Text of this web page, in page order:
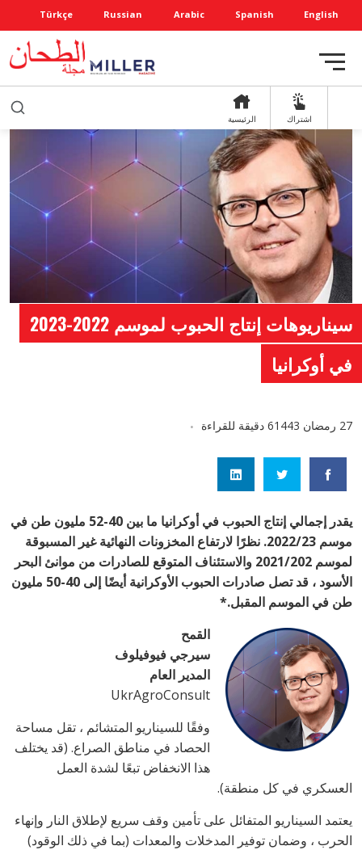
English
Spanish
Arabic
Russian
Türkçe
اشتراك الرئيسية
سيناريوهات إنتاج الحبوب لموسم 2022-2023
في أوكرانيا
27 رمضان 1443 6 دقيقة للقراءة
يقدر إجمالي إنتاج الحبوب في أوكرانيا ما بين 40-52 مليون طن في
موسم 2022/23. نظرًا لارتفاع المخزونات النهائية غير المسبوقة
لموسم 2021/202 والاستئناف المتوقع للصادرات من موانئ البحر
الأسود ، قد تصل صادرات الحبوب الأوكرانية أيضًا إلى 40-50 مليون
طن في الموسم المقبل.*
القمح
سيرجي فيوفيلوف
المدير العام
UkrAgroConsult
وفقًا للسيناريو المتشائم ، تقل مساحة
الحصاد في مناطق الصراع. (قد يختلف
هذا الانخفاض تبعًا لشدة العمل
العسكري في كل منطقة).
يعتمد السيناريو المتفائل على تأمين وقف سريع لإطلاق النار وإنهاء
الحرب ، وضمان توفير المدخلات والمعدات (بما في ذلك الوقود)